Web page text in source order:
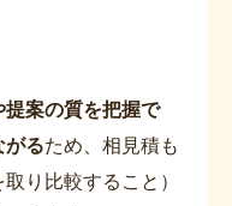
案の質を把握で
がるため、相見積も
り比較すること）